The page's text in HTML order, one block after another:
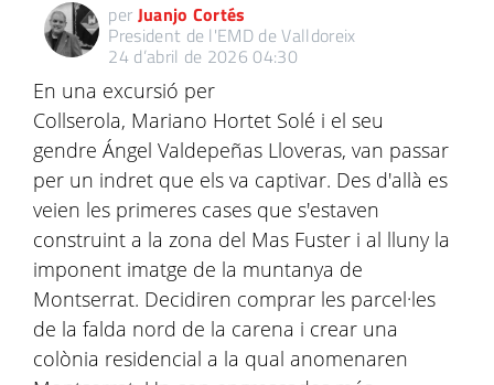
per Juanjo Cortés
President de l'EMD de Valldoreix
24 d’abril de 2026 04:30
En una excursió per
Collserola, Mariano Hortet Solé i el seu
gendre Ángel Valdepeñas Lloveras, van passar
per un indret que els va captivar. Des d'allà es
veien les primeres cases que s'estaven
construint a la zona del Mas Fuster i al lluny la
imponent imatge de la muntanya de
Montserrat. Decidiren comprar les parcel·les
de la falda nord de la carena i crear una
colònia residencial a la qual anomenaren